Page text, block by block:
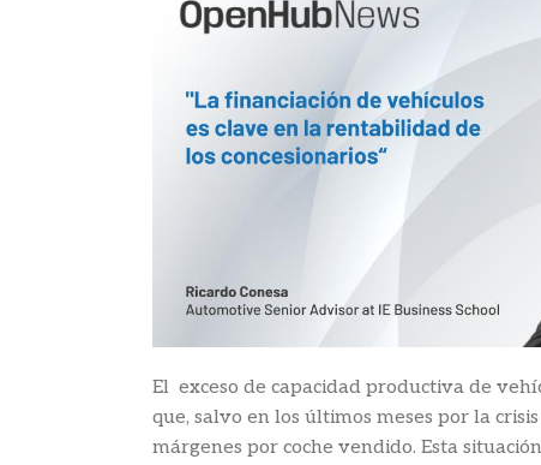
El exceso de capacidad productiva de
que, salvo en los últimos meses por la
márgenes por coche vendido. Esta